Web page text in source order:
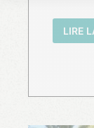
LIRE